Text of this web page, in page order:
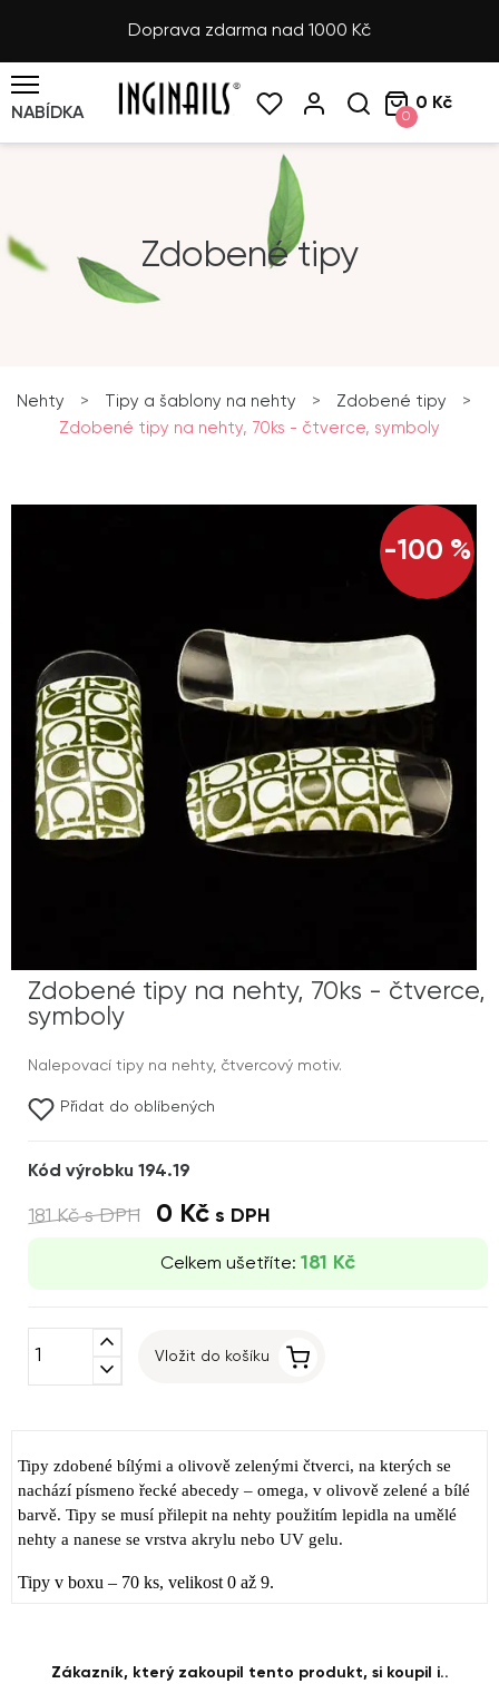
Doprava zdarma nad 1000 Kč
NABÍDKA 0
0 Kč
Zdobené tipy
Nehty > Tipy a šablony na nehty > Zdobené tipy
>
Zdobené tipy na nehty, 70ks - čtverce, symboly
-100 %
Zdobené tipy na nehty, 70ks - čtverce,
symboly
Nalepovací tipy na nehty, čtvercový motiv.
Přidat do oblíbených
Kód výrobku 194.19
181 Kčs DPH 0 Kč s DPH
Celkem ušetříte: 181 Kč
expand_less
expand_more
Vložit do košíku
Tipy zdobené bílými a olivově zelenými čtverci, na kterých se
nachází písmeno řecké abecedy – omega, v olivově zelené a bílé
barvě. Tipy se musí přilepit na nehty použitím lepidla na umělé
nehty a nanese se vrstva akrylu nebo UV gelu.
Tipy v boxu – 70 ks, velikost 0 až 9.
Zákazník, který zakoupil tento produkt, si koupil i..